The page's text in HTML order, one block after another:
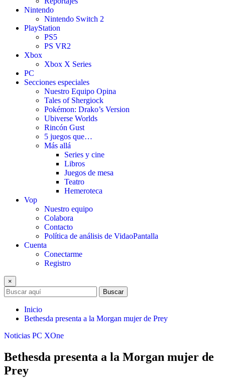
Nintendo
Nintendo Switch 2
PlayStation
PS5
PS VR2
Xbox
Xbox X Series
PC
Secciones especiales
Nuestro Equipo Opina
Tales of Shergiock
Pokémon: Drako’s Version
Ubiverse Worlds
Rincón Gust
5 juegos que…
Más allá
Series y cine
Libros
Juegos de mesa
Teatro
Hemeroteca
Vop
Nuestro equipo
Colabora
Contacto
Política de análisis de VidaoPantalla
Cuenta
Conectarme
Registro
×
Buscar
Inicio
Bethesda presenta a la Morgan mujer de Prey
Noticias PC XOne
Bethesda presenta a la Morgan mujer de
Prey